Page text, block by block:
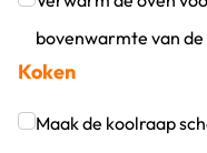
bovenwarmte van
Klik om dit
Koken
Maak de koolraap